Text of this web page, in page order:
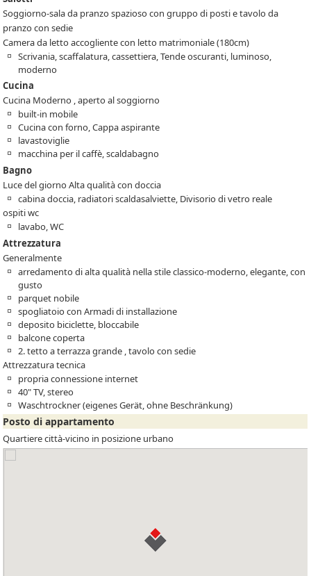
Soggiorno-sala da pranzo spazioso con gruppo di posti e tavolo da
pranzo con sedie
Camera da letto accogliente con letto matrimoniale (180cm)
Scrivania, scaffalatura, cassettiera, Tende oscuranti, luminoso,
moderno
Cucina
Cucina Moderno , aperto al soggiorno
built-in mobile
Cucina con forno, Cappa aspirante
lavastoviglie
macchina per il caffè, scaldabagno
Bagno
Luce del giorno Alta qualità con doccia
cabina doccia, radiatori scaldasalviette, Divisorio di vetro reale
ospiti wc
lavabo, WC
Attrezzatura
Generalmente
arredamento di alta qualità nella stile classico-moderno, elegante, con
gusto
parquet nobile
spogliatoio con Armadi di installazione
deposito biciclette, bloccabile
balcone coperta
2. tetto a terrazza grande , tavolo con sedie
Attrezzatura tecnica
propria connessione internet
40" TV, stereo
Waschtrockner (eigenes Gerät, ohne Beschränkung)
Posto di appartamento
Quartiere città-vicino in posizione urbano